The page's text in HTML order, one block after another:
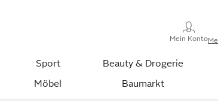
Mein Konto
Sport Beauty & Drogerie
Möbel Baumarkt